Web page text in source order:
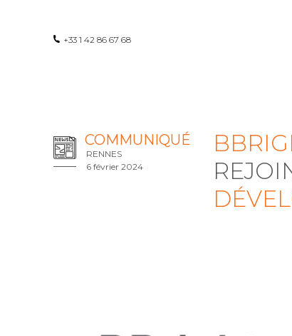
+33 1 42 86 67 68
COMMUNIQUÉ
RENNES
6 février 2024